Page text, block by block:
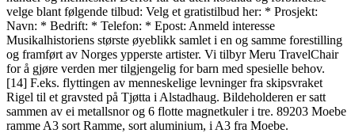
velge blant følgende tilbud: Velg et gratistilbud her: * Prosjekt:
Navn: * Bedrift: * Telefon: * Epost: Anmeld interesse
Musikalhistoriens største øyeblikk samlet i en og samme forestilling
og framført av Norges ypperste artister. Vi tilbyr Meru TravelChair
for å gjøre verden mer tilgjengelig for barn med spesielle behov.
[14] F.eks. flyttingen av menneskelige levninger fra skipsvraket
Rigel til et gravsted på Tjøtta i Alstadhaug. Bildeholderen er satt
sammen av ei metallsnor og 6 flotte magnetkuler i tre. 89203 Moebe
ramme A3 sort Ramme, sort aluminium, i A3 fra Moebe.